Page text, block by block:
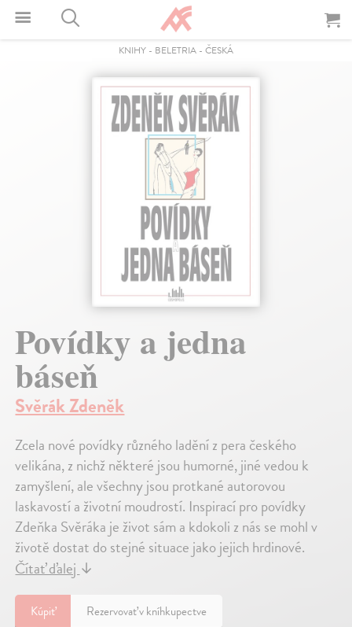
KNIHY - BELETRIA - ČESKÁ
Povídky a jedna
báseň
Svěrák Zdeněk
Zcela nové povídky různého ladění z pera českého
velikána, z nichž některé jsou humorné, jiné vedou k
zamyšlení, ale všechny jsou protkané autorovou
laskavostí a životní moudrostí. Inspirací pro povídky
Zdeňka Svěráka je život sám a kdokoli z nás se mohl v
životě dostat do stejné situace jako jejich hrdinové.
Čítať ďalej↓
Kúpiť Rezervovať v kníhkupectve